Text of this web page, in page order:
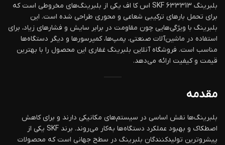
بلبرینگ 633313 SKF اس کا اف یکی از بلبرینگ‌های مخروطی است که
برای تحمل بارهای ترکیبی شعاعی و محوری طراحی شده است. این
بلبرینگ با ویژگی‌هایی چون مقاومت در برابر سایش و فشارهای زیاد، برای
استفاده در ماشین‌آلات صنعتی، پمپ‌ها، کمپرسورها و دیگر دستگاه‌ها
مناسب است. فروشگاه آنلاین بلبرینگ غفاری این محصول را با بهترین
قیمت و کیفیت ارائه می‌دهد.
مقدمه
بلبرینگ‌ها نقش اساسی در سیستم‌های مکانیکی دارند و برای کاهش
اصطکاک و بهبود عملکرد دستگاه‌ها به‌کار می‌روند. برند SKF یکی از
پیشروترین تولیدکنندگان بلبرینگ در سطح جهانی است که محصولات